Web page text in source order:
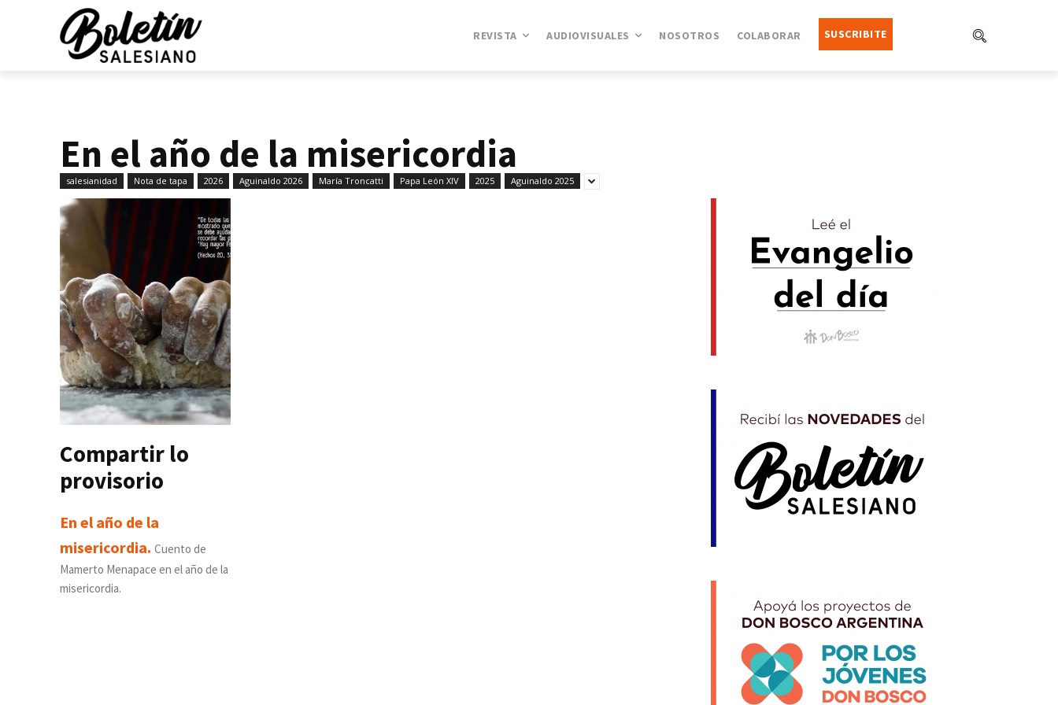
REVISTA AUDIOVISUALES NOSOTROS COLABORAR SUSCRIBITE
En el año de la misericordia
salesianidad Nota de tapa 2026 Aguinaldo 2026 María Troncatti Papa León XIV 2025 Aguinaldo 2025
Compartir lo
provisorio
En el año de la
misericordia. Cuento de
Mamerto Menapace en el año de la
misericordia.